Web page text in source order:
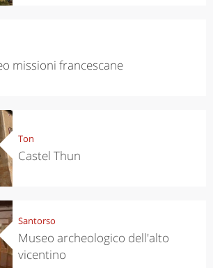
missioni francescane
Ton
Castel Thun
Santorso
Museo archeologico dell'alto
vicentino